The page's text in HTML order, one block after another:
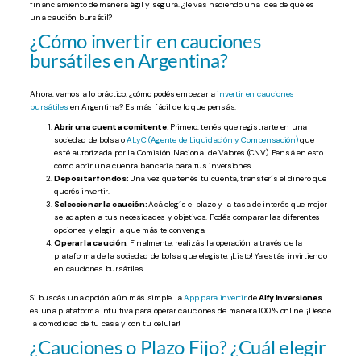
financiamiento de manera ágil y segura. ¿Te vas haciendo una idea de qué es
una caución bursátil?
¿Cómo invertir en cauciones
bursátiles en Argentina?
Ahora, vamos a lo práctico: ¿cómo podés empezar ainvertir en cauciones
bursátiles en Argentina? Es más fácil de lo que pensás.
Abrir una cuenta comitente: Primero, tenés que registrarte en una
sociedad de bolsa oALyC (Agente de Liquidación y Compensación)que
esté autorizada por la Comisión Nacional de Valores (CNV). Pensá en esto
como abrir una cuenta bancaria para tus inversiones.
Depositar fondos: Una vez que tenés tu cuenta, transferís el dinero que
querés invertir.
Seleccionar la caución:Acá elegís el plazo y la tasa de interés que mejor
se adapten a tus necesidades y objetivos. Podés comparar las diferentes
opciones y elegir la que más te convenga.
Operar la caución: Finalmente, realizás la operación a través de la
plataforma de la sociedad de bolsa que elegiste. ¡Listo! Ya estás invirtiendo
en cauciones bursátiles.
Si buscás una opción aún más simple, laApp para invertirdeAlfy Inversiones
es una plataforma intuitiva para operar cauciones de manera 100 % online. ¡Desde
la comodidad de tu casa y con tu celular!
¿Cauciones o Plazo Fijo? ¿Cuál elegir